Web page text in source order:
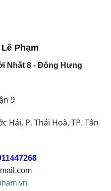
Phạm
Nhất 8 - Đông Hưng
9
Hải, P. Thái Hoà, TP. Tân